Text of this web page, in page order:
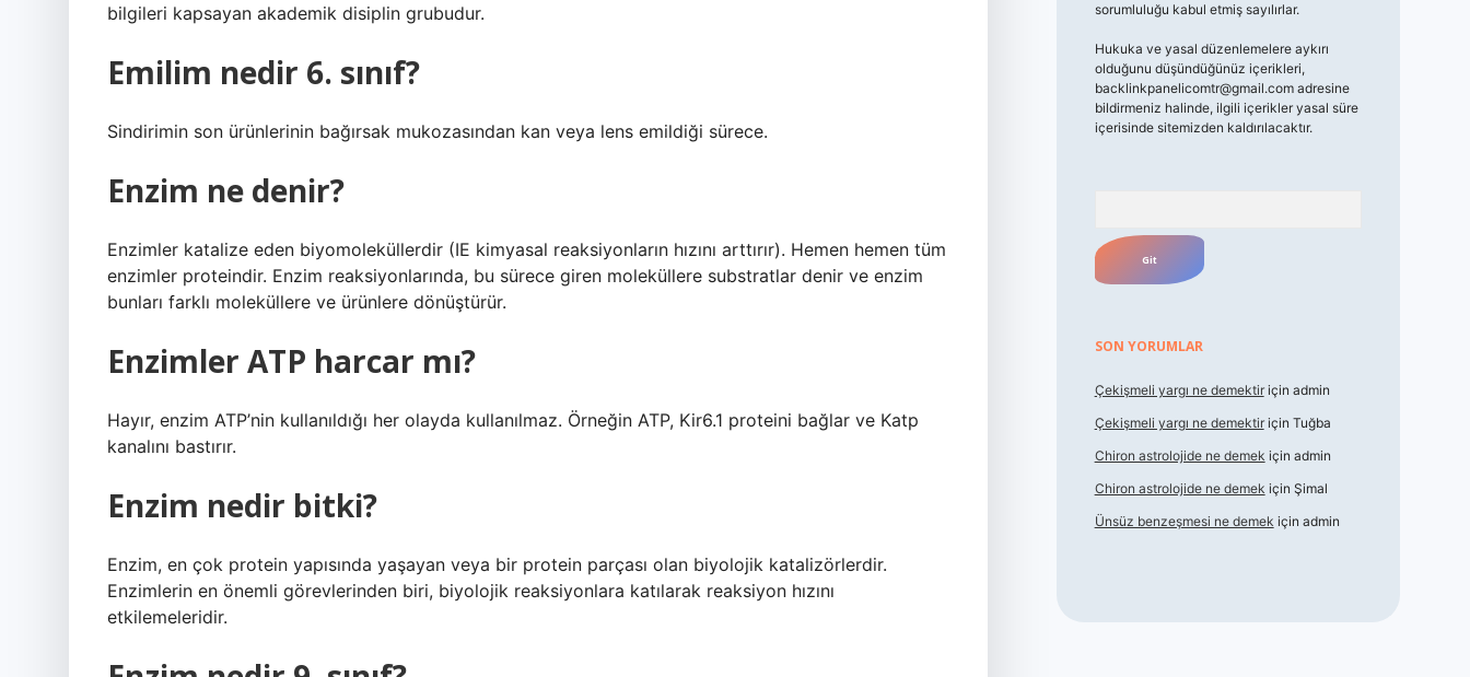
bilgileri kapsayan akademik disiplin grubudur.
Emilim nedir 6. sınıf?
Sindirimin son ürünlerinin bağırsak mukozasından kan veya lens emildiği sürece.
Enzim ne denir?
Enzimler katalize eden biyomoleküllerdir (IE kimyasal reaksiyonların hızını arttırır). Hemen hemen tüm
enzimler proteindir. Enzim reaksiyonlarında, bu sürece giren moleküllere substratlar denir ve enzim
bunları farklı moleküllere ve ürünlere dönüştürür.
Enzimler ATP harcar mı?
Hayır, enzim ATP’nin kullanıldığı her olayda kullanılmaz. Örneğin ATP, Kir6.1 proteini bağlar ve Katp
kanalını bastırır.
Enzim nedir bitki?
Enzim, en çok protein yapısında yaşayan veya bir protein parçası olan biyolojik katalizörlerdir.
Enzimlerin en önemli görevlerinden biri, biyolojik reaksiyonlara katılarak reaksiyon hızını
etkilemeleridir.
sorumluluğu kabul etmiş sayılırlar.
Hukuka ve yasal düzenlemelere aykırı
olduğunu düşündüğünüz içerikleri,
backlinkpanelicomtr@gmail.comadresine
bildirmeniz halinde, ilgili içerikler yasal süre
içerisinde sitemizden kaldırılacaktır.
SON YORUMLAR
Çekişmeli yargı ne demektiriçin admin
Çekişmeli yargı ne demektiriçin Tuğba
Chiron astrolojide ne demek için admin
Chiron astrolojide ne demek için Şimal
Ünsüz benzeşmesi ne demek için admin